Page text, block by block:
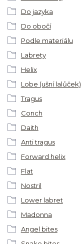
Do jazyka
Do obočí
Podle materiálu
Labrety
Helix
Lobe (ušní lalůček)
Tragus
Conch
Daith
Anti tragus
Forward helix
Flat
Nostril
Lower labret
Madonna
Angel bites